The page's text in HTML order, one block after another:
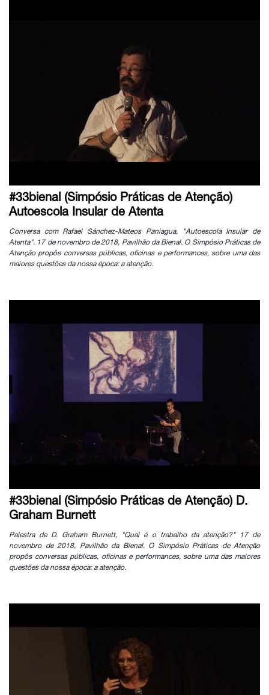
#33bienal (Simpósio Práticas de Atenção)
Autoescola Insular de Atenta
Conversa com Rafael Sánchez-Mateos Paniagua, "Autoescola Insular de
Atenta". 17 de novembro de 2018, Pavilhão da Bienal. O Simpósio Práticas de
Atenção propôs conversas públicas, oficinas e performances, sobre uma das
maiores questões da nossa época: a atenção.
#33bienal (Simpósio Práticas de Atenção) D.
Graham Burnett
Palestra de D. Graham Burnett, "Qual é o trabalho da atenção?" 17 de
novembro de 2018, Pavilhão da Bienal. O Simpósio Práticas de Atenção
propôs conversas públicas, oficinas e performances, sobre uma das maiores
questões da nossa época: a atenção.